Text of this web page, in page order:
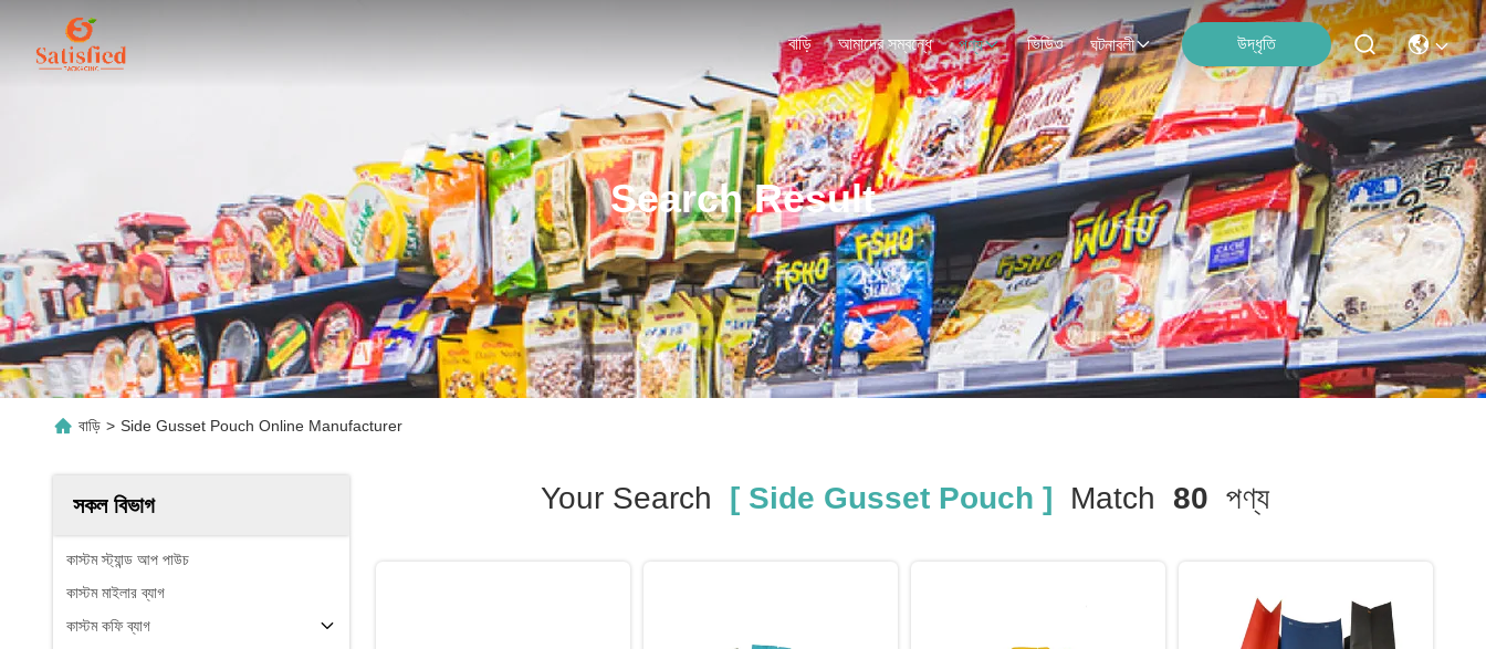
বাড়ি আমাদের সম্বন্ধে পণ্য ভিডিও ঘটনাবলী উদ্ধৃতি
Search Result
বাড়ি > Side Gusset Pouch Online Manufacturer
সকল বিভাগ
কাস্টম স্ট্যান্ড আপ পাউচ
কাস্টম মাইলার ব্যাগ
কাস্টম কফি ব্যাগ
Your Search [ Side Gusset Pouch ] Match 80 পণ্য